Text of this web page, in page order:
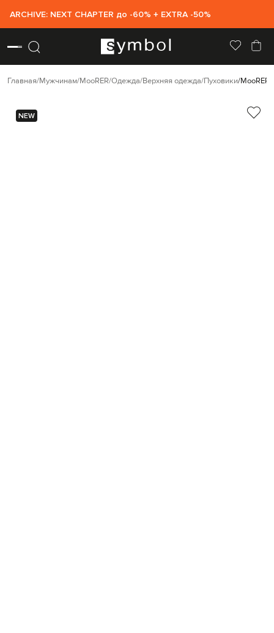
ARCHIVE: NEXT CHAPTER до -60% + EXTRA -50%
Главная Мужчинам MooRER Одежда Верхняя одежда Пуховики MooRER
NEW